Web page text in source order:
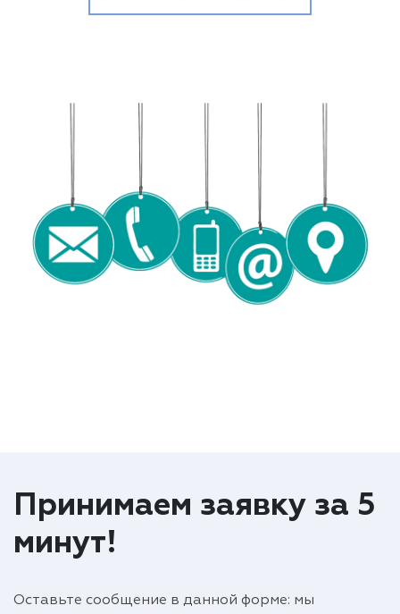
Принимаем заявку за 5
минут!
Оставьте сообщение в данной форме: мы